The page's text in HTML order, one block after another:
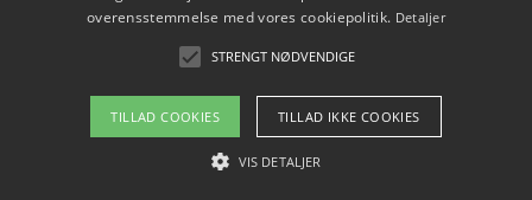
Om / kontakt
Blog Betingelser
overensstemmelse med vores cookiepolitik. Detaljer
STRENGT NØDVENDIGE
TILLAD COOKIES TILLAD IKKE COOKIES
VIS DETALJER